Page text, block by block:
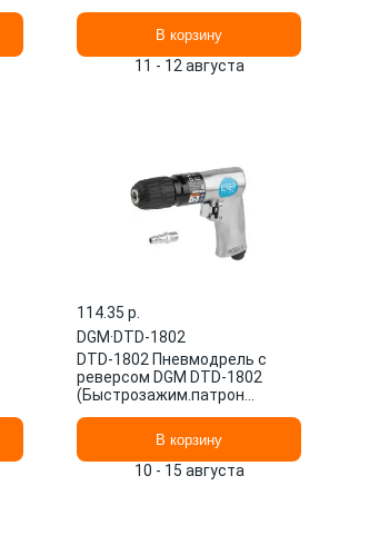
В корзину
11 - 12 августа
114.35 p.
DGM·DTD-1802
DTD-1802 Пневмодрель с
реверсом DGM DTD-1802
(Быстрозажим.патрон
об/ми
В корзину
10 - 15 августа